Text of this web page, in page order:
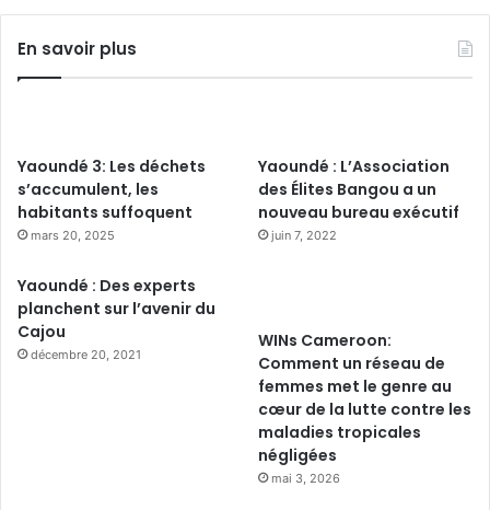
En savoir plus
Yaoundé 3: Les déchets
s’accumulent, les
habitants suffoquent
mars 20, 2025
Yaoundé : L’Association
des Élites Bangou a un
nouveau bureau exécutif
juin 7, 2022
Yaoundé : Des experts
planchent sur l’avenir du
Cajou
décembre 20, 2021
WINs Cameroon:
Comment un réseau de
femmes met le genre au
cœur de la lutte contre les
maladies tropicales
négligées
mai 3, 2026